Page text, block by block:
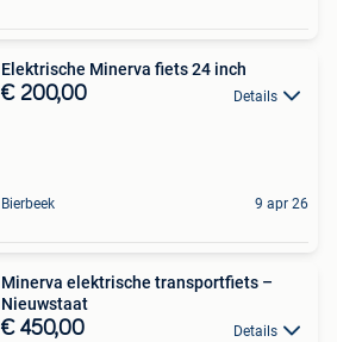
Elektrische Minerva fiets 24 inch
€ 200,00 Details
Bierbeek 9 apr 26
Minerva elektrische transportfiets –
Nieuwstaat
€ 450,00 Details